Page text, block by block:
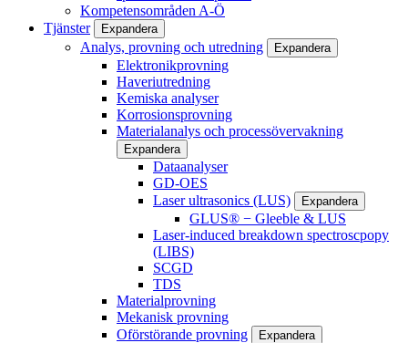
Kompetensområden A-Ö
Tjänster
Expandera
Analys, provning och utredning Expandera
Elektronikprovning
Haveriutredning
Kemiska analyser
Korrosionsprovning
Materialanalys och processövervakning
Expandera
Dataanalyser
GD-OES
Laser ultrasonics (LUS)
Expandera
GLUS® − Gleeble & LUS
Laser-induced breakdown spectroscpopy
(LIBS)
SCGD
TDS
Materialprovning
Mekanisk provning
Oförstörande provning
Expandera